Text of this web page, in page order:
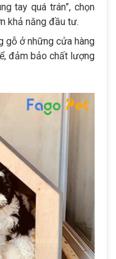
tay quá trán”, chọn
khả năng đầu tư.
gỗ ở những cửa hàng
đảm bảo chất lượng